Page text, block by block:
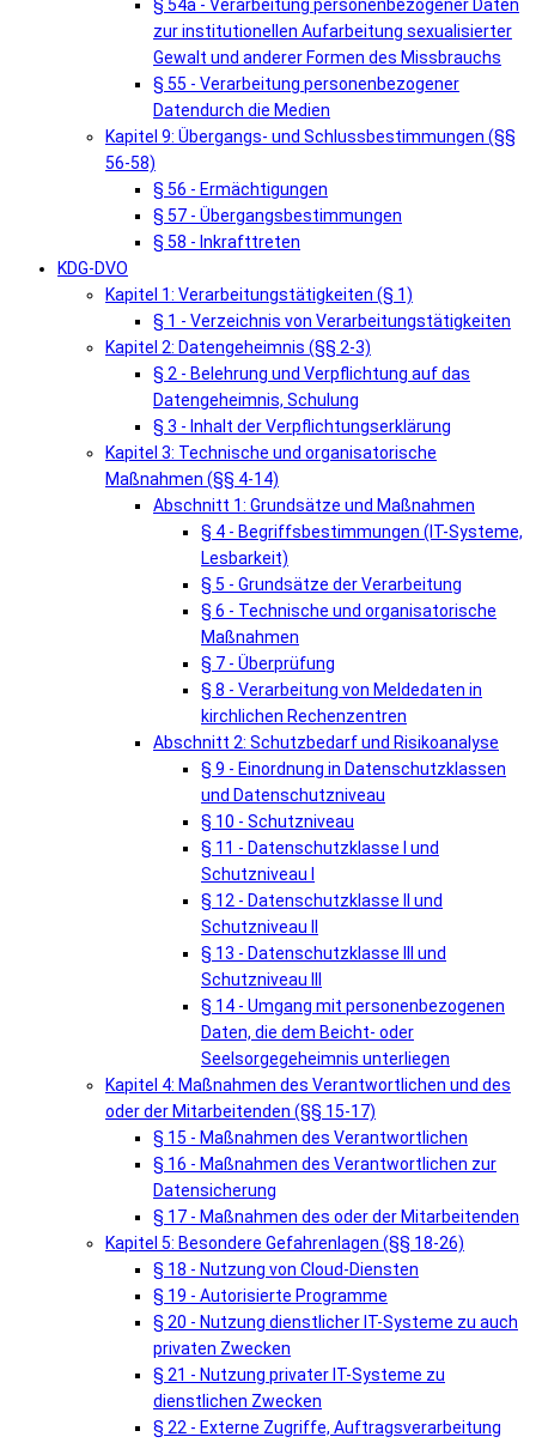
§ 54a - Verarbeitung personenbezogener Daten
zur institutionellen Aufarbeitung sexualisierter
Gewalt und anderer Formen des Missbrauchs
§ 55 - Verarbeitung personenbezogener
Datendurch die Medien
Kapitel 9: Übergangs- und Schlussbestimmungen (§§
56-58)
§ 56 - Ermächtigungen
§ 57 - Übergangsbestimmungen
§ 58 - Inkrafttreten
KDG-DVO
Kapitel 1: Verarbeitungstätigkeiten (§ 1)
§ 1 - Verzeichnis von Verarbeitungstätigkeiten
Kapitel 2: Datengeheimnis (§§ 2-3)
§ 2 - Belehrung und Verpflichtung auf das
Datengeheimnis, Schulung
§ 3 - Inhalt der Verpflichtungserklärung
Kapitel 3: Technische und organisatorische
Maßnahmen (§§ 4-14)
Abschnitt 1: Grundsätze und Maßnahmen
§ 4 - Begriffsbestimmungen (IT-Systeme,
Lesbarkeit)
§ 5 - Grundsätze der Verarbeitung
§ 6 - Technische und organisatorische
Maßnahmen
§ 7 - Überprüfung
§ 8 - Verarbeitung von Meldedaten in
kirchlichen Rechenzentren
Abschnitt 2: Schutzbedarf und Risikoanalyse
§ 9 - Einordnung in Datenschutzklassen
und Datenschutzniveau
§ 10 - Schutzniveau
§ 11 - Datenschutzklasse I und
Schutzniveau I
§ 12 - Datenschutzklasse II und
Schutzniveau II
§ 13 - Datenschutzklasse III und
Schutzniveau III
§ 14 - Umgang mit personenbezogenen
Daten, die dem Beicht- oder
Seelsorgegeheimnis unterliegen
Kapitel 4: Maßnahmen des Verantwortlichen und des
oder der Mitarbeitenden (§§ 15-17)
§ 15 - Maßnahmen des Verantwortlichen
§ 16 - Maßnahmen des Verantwortlichen zur
Datensicherung
§ 17 - Maßnahmen des oder der Mitarbeitenden
Kapitel 5: Besondere Gefahrenlagen (§§ 18-26)
§ 18 - Nutzung von Cloud-Diensten
§ 19 - Autorisierte Programme
§ 20 - Nutzung dienstlicher IT-Systeme zu auch
privaten Zwecken
§ 21 - Nutzung privater IT-Systeme zu
dienstlichen Zwecken
§ 22 - Externe Zugriffe, Auftragsverarbeitung